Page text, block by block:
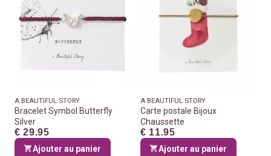
A BEAUTIFUL STORY
Bracelet Symbol Butterfly
Silver
€ 29.95
Ajouter au panier
A BEAUTIFUL STORY
Carte postale Bijoux
Chaussette
€ 11.95
Ajouter au panier